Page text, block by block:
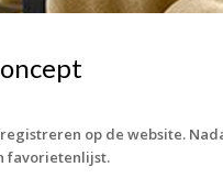
op de website.
favorietenlijst.